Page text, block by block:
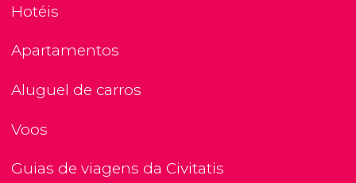
Hotéis
Apartamentos
Aluguel de carros
Voos
Guias de viagens da Civitatis